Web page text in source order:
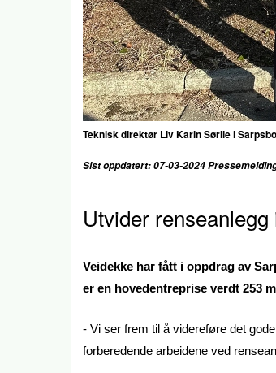
Teknisk direktør Liv Karin Sørlie i
Sist oppdatert: 07-03-2024
Utvider
Veidekke har fått i oppdrag av
er en hovedentreprise verdt 253
- Vi ser frem til å videreføre det
forberedende arbeidene ved